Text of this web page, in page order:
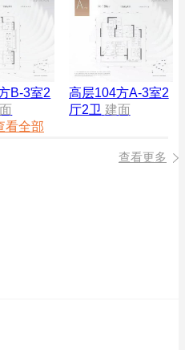
B-3室2
高层104方A-3室2
厅2卫 建面
看全部
查看更多